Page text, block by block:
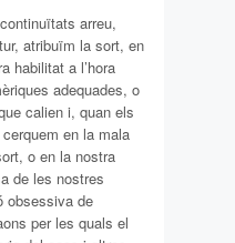
arreu,
atribuïm la sort, en
habilitat a l’hora
adequades, o
calien i, quan els
en la mala
o en la nostra
de les nostres
obsessiva de
per les quals el